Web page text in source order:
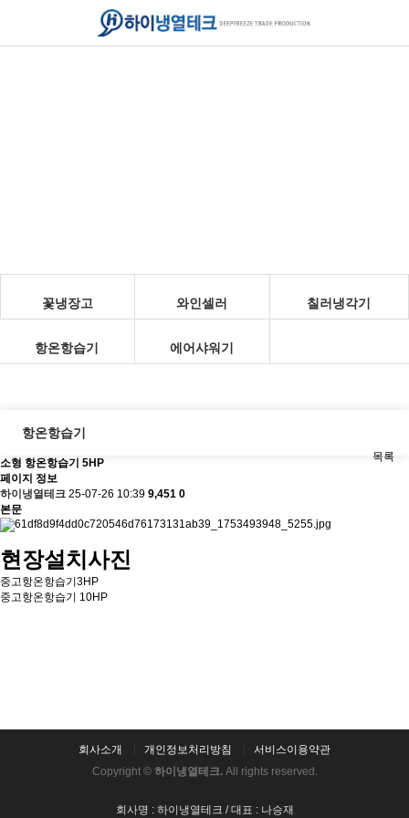
꽃냉장고 와인셀러 칠러냉각기
항온항습기 에어샤워기
항온항습기
목록
소형 항온항습기 5HP
페이지 정보
하이냉열테크 25-07-26 10:39 9,451 0
본문
현장설치사진
중고항온항습기3HP
중고항온항습기 10HP
회사소개 개인정보처리방침
서비스이용약관
Copyright © 하이냉열테크.All rights reserved.
회사명 : 하이냉열테크 / 대표 : 나승재